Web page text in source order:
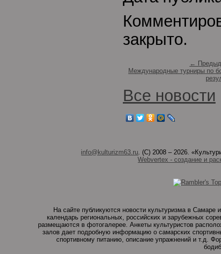
закрыто.
←
Международные турниры по
Все новости
info@kulturizm63.ru. (C) 2008 – 2026.
Webvertex - создание и
На сайте публикуются новости культуризма в
календарь региональных, российских и зарубежных
размещаются в фотогалерее. Анкеты культуристов
залов дает подробную информацию о самарских
спортивному питанию, описание упражнений и т.д.